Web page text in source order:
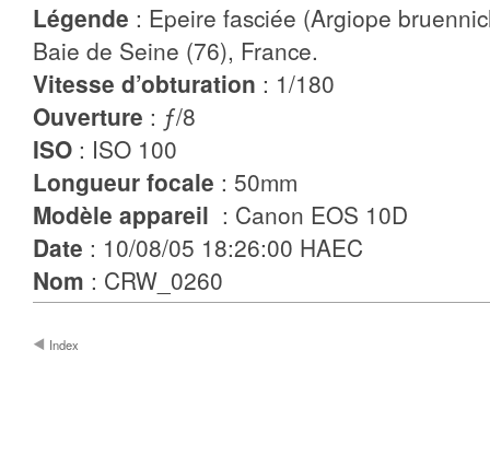
Légende : Epeire fasciée (Argiope
Baie de Seine (76), France.
Vitesse d’obturation : 1/180
Ouverture : ƒ/8
ISO : ISO 100
Longueur focale : 50mm
Modèle appareil : Canon EOS 10D
Date : 10/08/05 18:26:00 HAEC
Nom : CRW_0260
Index